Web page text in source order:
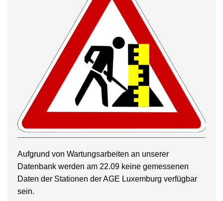
Aufgrund von Wartungsarbeiten an unserer
Datenbank werden am 22.09 keine gemessenen
Daten der Stationen der AGE Luxemburg verfügbar
sein.